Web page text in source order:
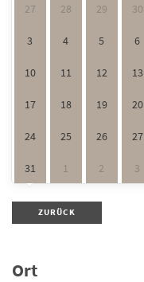
27 28 29 30
3 4 5 6
10 11 12 13
17 18 19 20
24 25 26 27
31 1 2 3
ZURÜCK
Ort